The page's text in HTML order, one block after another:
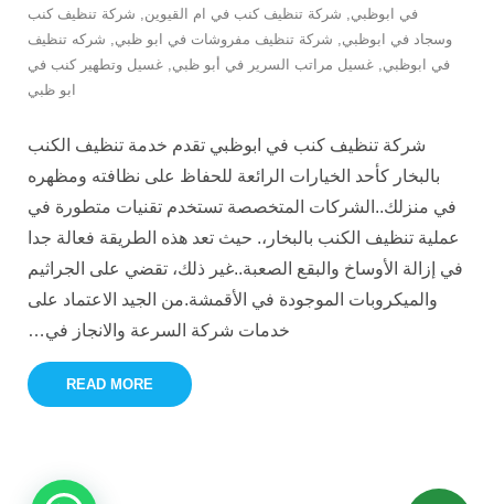
في ابوظبي, شركة تنظيف كنب في ام القيوين, شركة تنظيف كنب
وسجاد في ابوظبي, شركة تنظيف مفروشات في ابو ظبي, شركه تنظيف
في ابوظبي, غسيل مراتب السرير في أبو ظبي, غسيل وتطهير كنب في
ابو ظبي
شركة تنظيف كنب في ابوظبي تقدم خدمة تنظيف الكنب
بالبخار كأحد الخيارات الرائعة للحفاظ على نظافته ومظهره
في منزلك..الشركات المتخصصة تستخدم تقنيات متطورة في
عملية تنظيف الكنب بالبخار،. حيث تعد هذه الطريقة فعالة جدا
في إزالة الأوساخ والبقع الصعبة..غير ذلك، تقضي على الجراثيم
والميكروبات الموجودة في الأقمشة.من الجيد الاعتماد على
خدمات شركة السرعة والانجاز في…
READ MORE